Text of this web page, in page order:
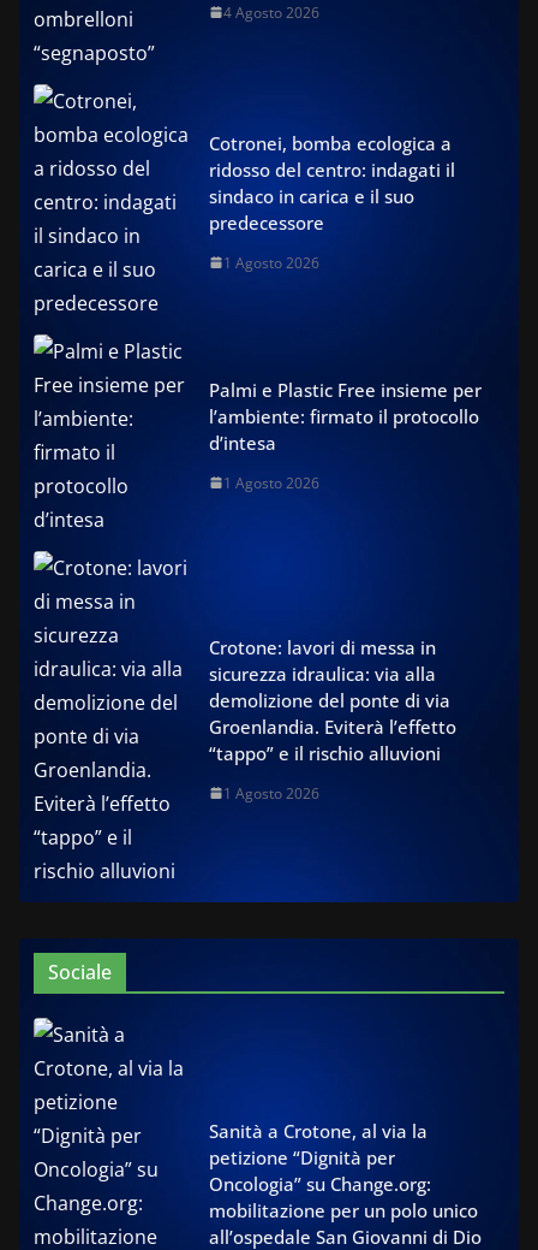
4 Agosto 2026
Cotronei, bomba ecologica a
ridosso del centro: indagati il
sindaco in carica e il suo
predecessore
1 Agosto 2026
Palmi e Plastic Free insieme per
l’ambiente: firmato il protocollo
d’intesa
1 Agosto 2026
Crotone: lavori di messa in
sicurezza idraulica: via alla
demolizione del ponte di via
Groenlandia. Eviterà l’effetto
“tappo” e il rischio alluvioni
1 Agosto 2026
Sociale
Sanità a Crotone, al via la
petizione “Dignità per
Oncologia” su Change.org:
mobilitazione per un polo unico
all’ospedale San Giovanni di Dio